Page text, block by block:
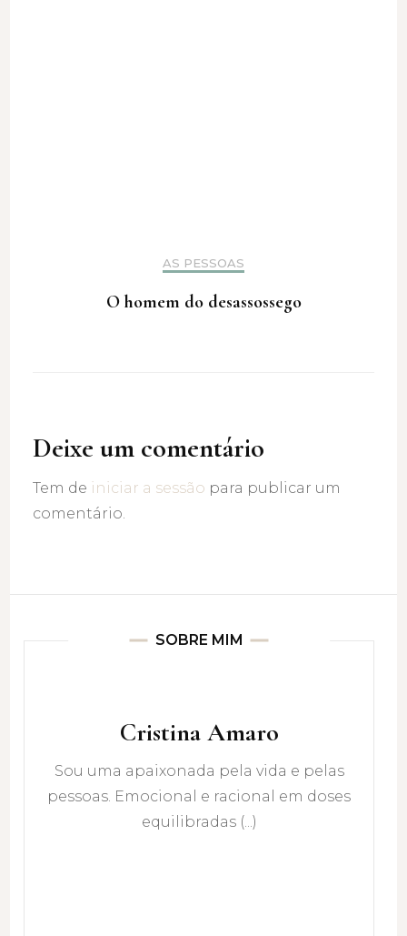
AS PESSOAS
O homem do desassossego
Deixe um comentário
Tem de iniciar a sessão para publicar um
comentário.
SOBRE MIM
Cristina Amaro
Sou uma apaixonada pela vida e pelas
pessoas. Emocional e racional em doses
equilibradas (...)